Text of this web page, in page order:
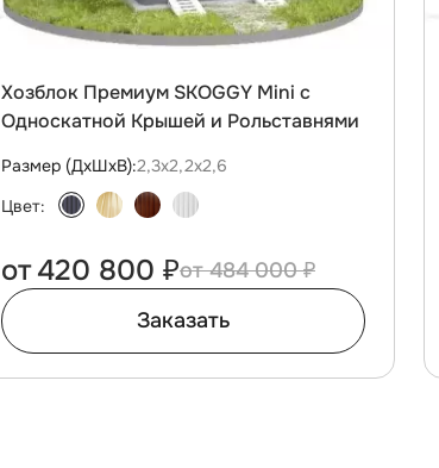
Хозблок Премиум SKOGGY Mini с
Односкатной Крышей и Рольставнями
Размер (ДxШxВ):2,3х2,2х2,6
Цвет:
484 000 ₽
от 420 800 ₽
Заказать